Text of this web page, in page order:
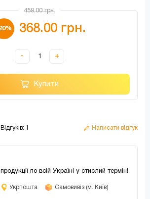
459.00 грн.
368.00 грн.
- +
Купити
Відгуків: 1 Написати відгук
по всій Україні у стислий термін!
Укрпошта Самовивіз (м. Київ)